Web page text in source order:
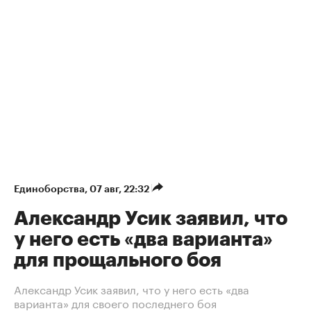
Единоборства 07 авг, 22:32
Александр Усик заявил, что
у него есть «два варианта»
для прощального боя
Александр Усик заявил, что у него есть «два
варианта» для своего последнего боя